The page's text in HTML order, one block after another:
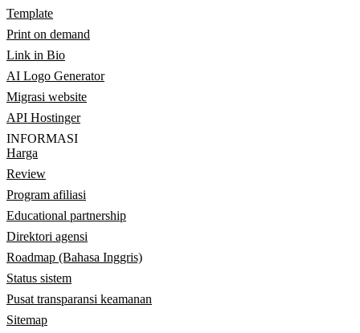
Template
Print on demand
Link in Bio
AI Logo Generator
Migrasi website
API Hostinger
INFORMASI
Harga
Review
Program afiliasi
Educational partnership
Direktori agensi
Roadmap (Bahasa Inggris)
Status sistem
Pusat transparansi keamanan
Sitemap